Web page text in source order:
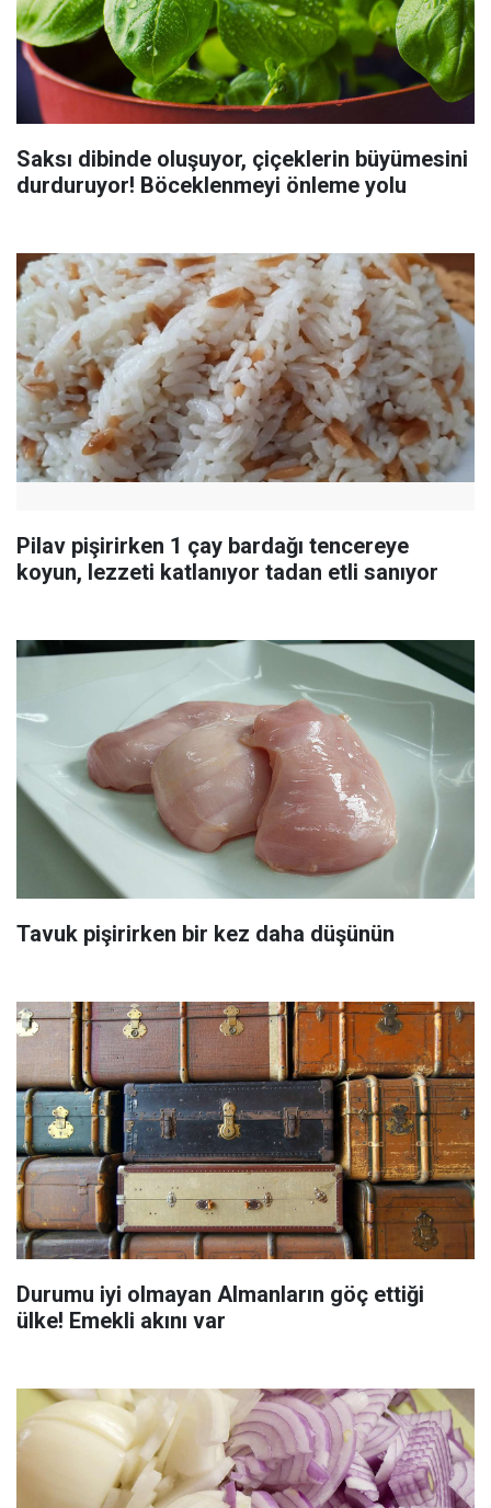
Saksı dibinde oluşuyor, çiçeklerin büyümesini
durduruyor! Böceklenmeyi önleme yolu
Pilav pişirirken 1 çay bardağı tencereye
koyun, lezzeti katlanıyor tadan etli sanıyor
Tavuk pişirirken bir kez daha düşünün
Durumu iyi olmayan Almanların göç ettiği
ülke! Emekli akını var